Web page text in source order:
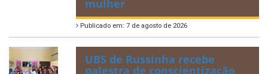
mulher
Publicado em: 7 de agosto de 2026
UBS de Russinha recebe
palestra de conscientização